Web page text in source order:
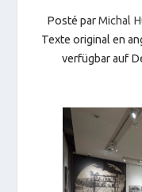
Posté parMichal
Texte original en
verfügbar auf